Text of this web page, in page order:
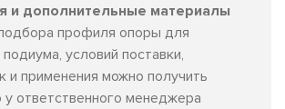
и дополнительные материалы
профиля опоры для
условий поставки,
и применения можно получить
у ответственного менеджера